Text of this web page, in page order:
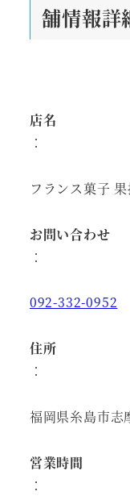
舗情報詳
店名
：
フランス菓子
お問い合わせ
：
092-332-0952
住所
：
福岡県糸島市志
営業時間
：